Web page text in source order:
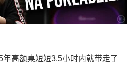
高额桌短短3.5小时内就带走了